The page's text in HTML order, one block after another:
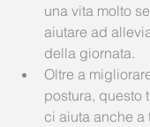
una vita molto
aiutare ad
della giornata.
Oltre a
postura, questo
ci aiuta anche a